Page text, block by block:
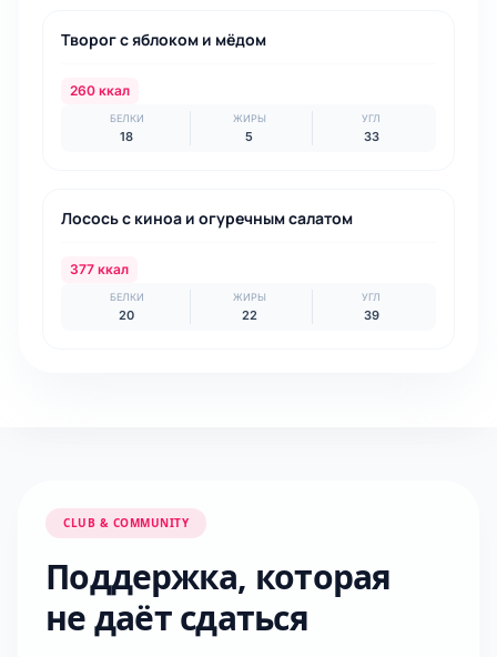
Творог с яблоком и мёдом
260 ккал
БЕЛКИ
18
ЖИРЫ
5
УГЛ
33
Лосось с киноа и огуречным салатом
377 ккал
БЕЛКИ
20
ЖИРЫ
22
УГЛ
39
CLUB & COMMUNITY
Поддержка, которая
не даёт сдаться